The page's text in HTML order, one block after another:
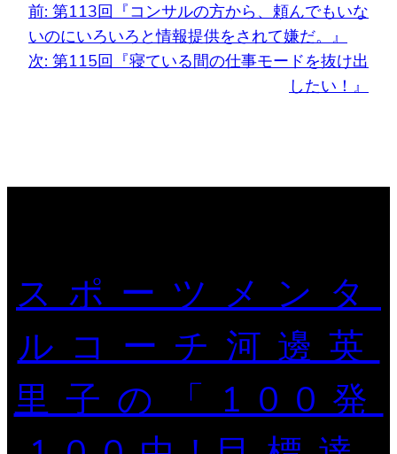
前: 第113回『コンサルの方から、頼んでもいな
いのにいろいろと情報提供をされて嫌だ。』
次: 第115回『寝ている間の仕事モードを抜け出
したい！』
スポーツメンタ
ルコーチ河邊英
里子の「100発